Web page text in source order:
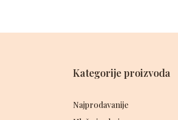
Kategorije proizvoda
Najprodavanije